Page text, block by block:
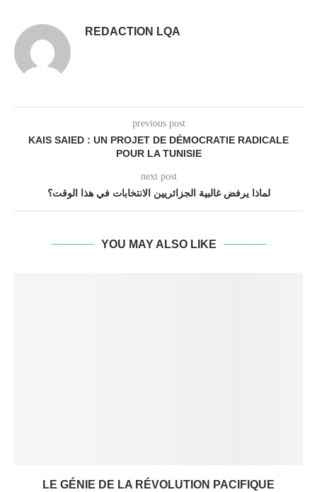
REDACTION LQA
previous post
KAIS SAIED : UN PROJET DE DÉMOCRATIE RADICALE
POUR LA TUNISIE
next post
لماذا يرفض غالبية الجزائريين الانتخابات في هذا الوقت؟
YOU MAY ALSO LIKE
LE GÉNIE DE LA RÉVOLUTION PACIFIQUE